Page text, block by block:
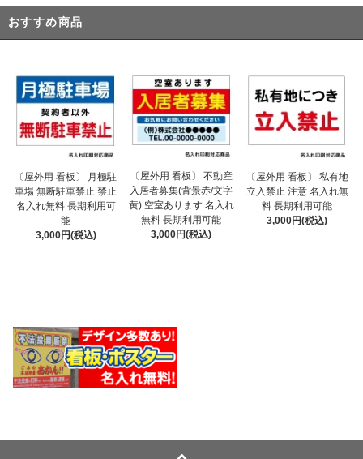
おすすめ商品
〔屋外用 看板〕 月極駐
車場 無断駐車禁止 禁止
名入れ無料 長期利用可
能
3,000円(税込)
〔屋外用 看板〕 不動産
入居者募集(背景赤/文字
黄) 空室あります 名入れ
無料 長期利用可能
3,000円(税込)
〔屋外用 看板〕 私有地
立入禁止 注意 名入れ無
料 長期利用可能
3,000円(税込)